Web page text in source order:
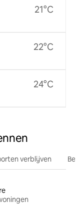
21°C
22°C
24°C
verblijven